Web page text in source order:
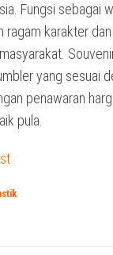
Fungsi sebagai
ragam karakter
yang sesuai
penawaran
pula.